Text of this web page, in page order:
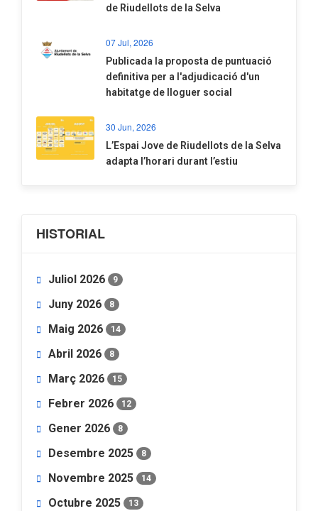
de Riudellots de la Selva
07 Jul, 2026
​Publicada la proposta de puntuació
definitiva per a l'adjudicació d'un
habitatge de lloguer social
30 Jun, 2026
​L’Espai Jove de Riudellots de la Selva
adapta l’horari durant l’estiu
HISTORIAL
Juliol 2026 9
Juny 2026 8
Maig 2026 14
Abril 2026 8
Març 2026 15
Febrer 2026 12
Gener 2026 8
Desembre 2025 8
Novembre 2025 14
Octubre 2025 13